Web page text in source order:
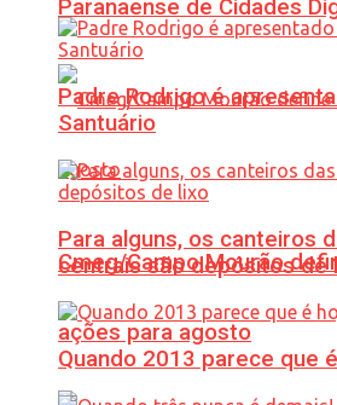
Paranaense de Cidades
Cmeg/Campo Mourão
ações para agosto
Padre Rodrigo é
Santuário
Para alguns, os canteiros
centrais são depósitos de
Quando 2013 parece que